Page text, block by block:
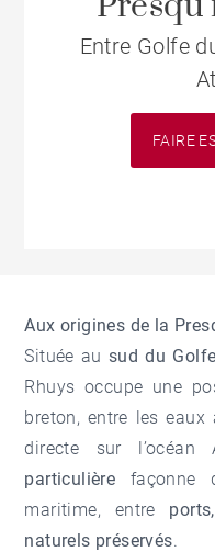
Entre Golfe
FAIRE
Aux origines de la
Située ausud du
Rhuys occupe une
breton, entre les eaux
directe sur l’océan
particulière façonne
maritime, entre
naturels préservés.